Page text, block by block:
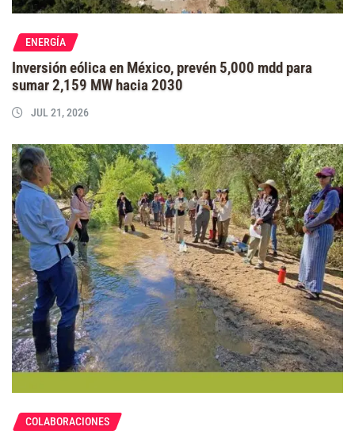
ENERGÍA
Inversión eólica en México, prevén 5,000 mdd para
sumar 2,159 MW hacia 2030
JUL 21, 2026
COLABORACIONES